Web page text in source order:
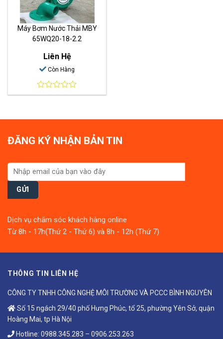
Máy Bơm Nước Thải MBY
65WQ20-18-2.2
Liên Hệ
Còn Hàng
0
5
ĐĂNG KÝ NHẬN BẢN TIN
Dịch vụ chăm sóc khách hàng online
Từ 8h - 17h(Thứ 2 - Thứ 6) và 8h - 12h (Thứ 7)
THÔNG TIN LIÊN HỆ
CÔNG TY TNHH CÔNG NGHỆ MÔI TRƯỜNG VÀ PCCC BÌNH NGUYÊN
Số 15 ngách 29/40 phố Hưng Phúc, tổ 25, phường Yên Sở, quận
Hoàng Mai, tp Hà Nội
Hotline: 0988.345.283 – 0906.253.263